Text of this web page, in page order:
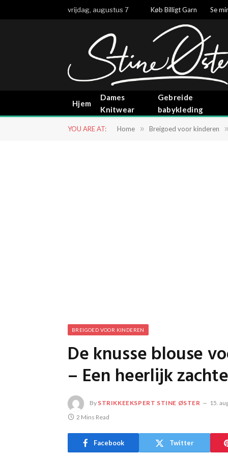
vrijdag, augustus 7 Køb Billigt Garn Se
Hjem
Dames
Knitwear
Gebreide
babykleding
YOU ARE AT: Home » Breigoed voor kinderen »
BREIGOED VOOR KINDEREN
De knusse blouse
– Een heerlijk
By STRIKKEEKSPERT STINE ØSTER
15.
2 Mins Read
Facebook Twitter